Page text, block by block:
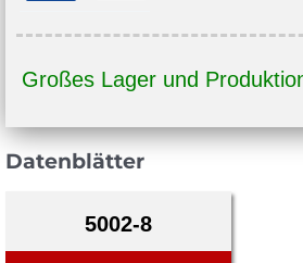
Großes Lager und
Datenblätter
5002-8